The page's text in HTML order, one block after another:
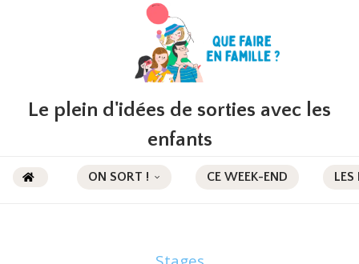
Le plein d'idées de sorties avec les
enfants
ON SORT ! CE WEEK-END LES